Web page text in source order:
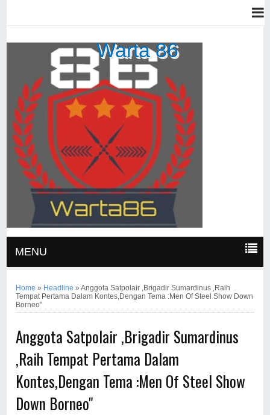
Warta 86
MENU
Home » Headline »Anggota Satpolair ,Brigadir Sumardinus ,Raih
Tempat Pertama Dalam Kontes,Dengan Tema :Men Of Steel Show Down
Borneo"
Anggota Satpolair ,Brigadir Sumardinus
,Raih Tempat Pertama Dalam
Kontes,Dengan Tema :Men Of Steel Show
Down Borneo"